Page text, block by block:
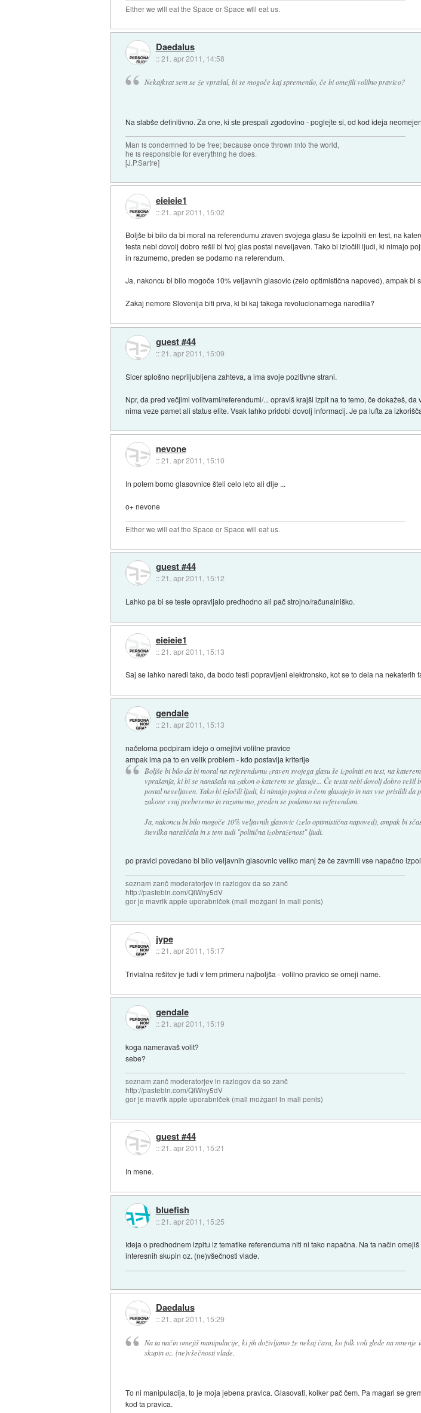
Either we will eat the Space or Space will eat us.
Daedalus
::21. apr 2011, 14:58
Nekajkrat sem se že vprašal, bi se mogoče kaj spremenilo, če bi omejili volilno pravico?
Na slabše definitivno. Za one, ki ste prespali zgodovino - poglejte si, od kod ideja
Man is condemned to be free; because once thrown into the world,
he is responsible for everything he does.
[J.P.Sartre]
eieieie1
::21. apr 2011, 15:02
Boljše bi bilo da bi moral na referendumu zraven svojega glasu še izpolniti en test, na
testa nebi dovolj dobro rešil bi tvoj glas postal neveljaven. Tako bi izločili ljudi, ki nimajo
in razumemo, preden se podamo na referendum.
Ja, nakoncu bi bilo mogoče 10% veljavnih glasovic (zelo optimistična napoved), ampak
Zakaj nemore Slovenija biti prva, ki bi kaj takega revolucionarnega naredila?
guest #44
::21. apr 2011, 15:09
Sicer splošno nepriljubljena zahteva, a ima svoje pozitivne strani.
Npr, da pred večjimi volitvami/referendumi/... opraviš krajši izpit na to temo, če dokažeš,
nima veze pamet ali status elite. Vsak lahko pridobi dovolj informacij. Je pa lufta za
nevone
::21. apr 2011, 15:10
In potem bomo glasovnice šteli celo leto ali dlje ...
o+ nevone
Either we will eat the Space or Space will eat us.
guest #44
::21. apr 2011, 15:12
Lahko pa bi se teste opravljalo predhodno ali pač strojno/računalniško.
eieieie1
::21. apr 2011, 15:13
Saj se lahko naredi tako, da bodo testi popravljeni elektronsko, kot se to dela na nekaterih
gendale
::21. apr 2011, 15:13
načeloma podpiram idejo o omejitvi volilne pravice
ampak ima pa to en velik problem - kdo postavlja kriterije
Boljše bi bilo da bi moral na referendumu zraven svojega glasu še izpolniti en test, na
vprašanja, ki bi se nanašala na zakon o katerem se glasuje... Če testa nebi dovolj dobro rešil
postal neveljaven. Tako bi izločili ljudi, ki nimajo pojma o čem glasujejo in nas vse prisilili da
zakone vsaj preberemo in razumemo, preden se podamo na referendum.
Ja, nakoncu bi bilo mogoče 10% veljavnih glasovic (zelo optimistična napoved), ampak bi
številka naraščala in s tem tudi "politična izobraženost" ljudi.
po pravici povedano bi bilo veljavnih glasovnic veliko manj že če zavrnili vse napačno
seznam zanč moderatorjev in razlogov da so zanč
http://pastebin.com/QiWny5dV
gor je mavrik apple uporabniček (mali možgani in mali penis)
jype
::21. apr 2011, 15:17
Trivialna rešitev je tudi v tem primeru najboljša - volilno pravico se omeji name.
gendale
::21. apr 2011, 15:19
koga nameravaš volit?
sebe?
seznam zanč moderatorjev in razlogov da so zanč
http://pastebin.com/QiWny5dV
gor je mavrik apple uporabniček (mali možgani in mali penis)
guest #44
::21. apr 2011, 15:21
In mene.
bluefish
::21. apr 2011, 15:25
Ideja o predhodnem izpitu iz tematike referenduma niti ni tako napačna. Na ta način
interesnih skupin oz. (ne)všečnosti vlade.
Daedalus
::21. apr 2011, 15:29
Na ta način omejiš manipulacije, ki jih doživljamo že nekaj časa, ko folk voli glede na mnenje
skupin oz. (ne)všečnosti vlade.
To ni manipulacija, to je moja jebena pravica. Glasovati, kolker pač čem. Pa magari se
kod ta pravica.